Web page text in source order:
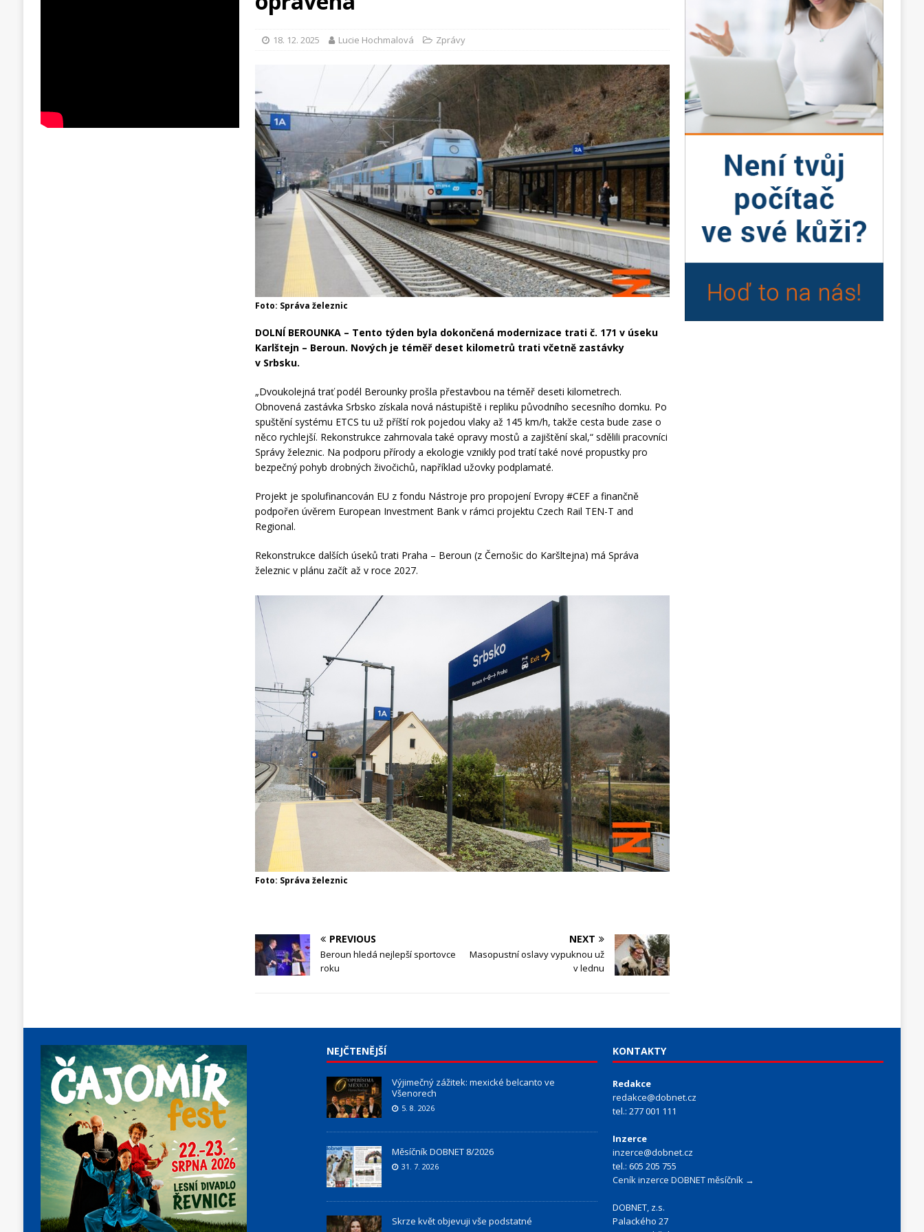
18. 12. 2025 Lucie Hochmalová Zprávy
Foto: Správa železnic
DOLNÍ BEROUNKA – Tento týden byla dokončená modernizace trati č. 171 v úseku
Karlštejn – Beroun. Nových je téměř deset kilometrů trati včetně zastávky
v Srbsku.
„Dvoukolejná trať podél Berounky prošla přestavbou na téměř deseti kilometrech.
Obnovená zastávka Srbsko získala nová nástupiště i repliku původního secesního domku. Po
spuštění systému ETCS tu už příští rok pojedou vlaky až 145 km/h, takže cesta bude zase o
něco rychlejší. Rekonstrukce zahrnovala také opravy mostů a zajištění skal,“ sdělili pracovníci
Správy železnic. Na podporu přírody a ekologie vznikly pod tratí také nové propustky pro
bezpečný pohyb drobných živočichů, například užovky podplamaté.
Projekt je spolufinancován EU z fondu Nástroje pro propojení Evropy #CEF a finančně
podpořen úvěrem European Investment Bank v rámci projektu Czech Rail TEN-T and
Regional.
Rekonstrukce dalších úseků trati Praha – Beroun (z Černošic do Karšltejna) má Správa
železnic v plánu začít až v roce 2027.
Foto: Správa železnic
PREVIOUS
Beroun hledá nejlepší sportovce
roku
NEXT
Masopustní oslavy vypuknou už
v lednu
NEJČTENĚJŠÍ
Výjimečný zážitek: mexické belcanto ve
Všenorech
5. 8. 2026
Měsíčník DOBNET 8/2026
31. 7. 2026
Skrze květ objevuji vše podstatné
KONTAKTY
Redakce
redakce@dobnet.cz
tel.: 277 001 111
Inzerce
inzerce@dobnet.cz
tel.: 605 205 755
Ceník inzerce DOBNET měsíčník →
DOBNET, z.s.
Palackého 27